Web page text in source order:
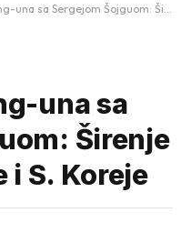
Šojguom: Širenje saradnje Rusije i S. Koreje
una sa
Širenje
i S. Koreje